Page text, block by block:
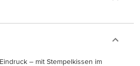
– mit Stempelkissen im